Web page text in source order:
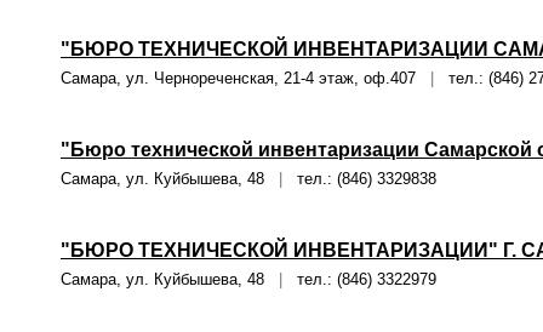
"БЮРО ТЕХНИЧЕСКОЙ ИНВЕНТАРИЗАЦИИ
Самара, ул. Чернореченская, 21-4 этаж, оф.407 тел.: (846)
"Бюро технической инвентаризации Самарской
Самара, ул. Куйбышева, 48 тел.: (846) 3329838
"БЮРО ТЕХНИЧЕСКОЙ ИНВЕНТАРИЗАЦИИ" Г.
Самара, ул. Куйбышева, 48 тел.: (846) 3322979